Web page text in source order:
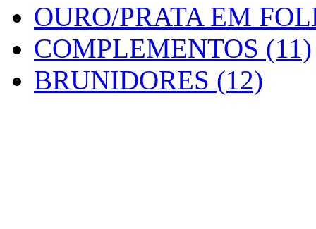
OURO/PRATA EM
COMPLEMENTOS (11)
BRUNIDORES (12)